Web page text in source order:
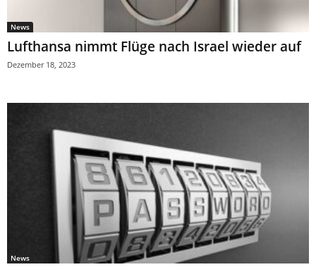
News
Lufthansa nimmt Flüge nach Israel wieder auf
Dezember 18, 2023
News